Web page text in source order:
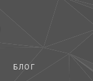
БЛОГ